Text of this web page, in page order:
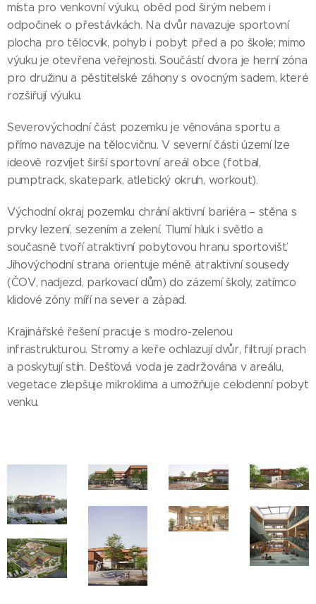
místa pro venkovní výuku, oběd pod širým nebem i
odpočinek o přestávkách. Na dvůr navazuje sportovní
plocha pro tělocvik, pohyb i pobyt před a po škole; mimo
výuku je otevřena veřejnosti. Součástí dvora je herní zóna
pro družinu a pěstitelské záhony s ovocným sadem, které
rozšiřují výuku.
Severovýchodní část pozemku je věnována sportu a
přímo navazuje na tělocvičnu. V severní části území lze
ideově rozvíjet širší sportovní areál obce (fotbal,
pumptrack, skatepark, atletický okruh, workout).
Východní okraj pozemku chrání aktivní bariéra – stěna s
prvky lezení, sezením a zelení. Tlumí hluk i světlo a
současně tvoří atraktivní pobytovou hranu sportovišť.
Jihovýchodní strana orientuje méně atraktivní sousedy
(ČOV, nadjezd, parkovací dům) do zázemí školy, zatímco
klidové zóny míří na sever a západ.
Krajinářské řešení pracuje s modro-zelenou
infrastrukturou. Stromy a keře ochlazují dvůr, filtrují prach
a poskytují stín. Dešťová voda je zadržována v areálu,
vegetace zlepšuje mikroklima a umožňuje celodenní pobyt
venku.